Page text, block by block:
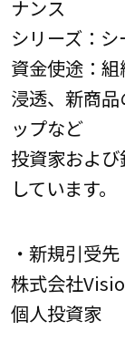
ナンス
シリーズ：シ
資金使途：
浸透、新商
ップなど
投資家およ
しています。
・新規引受先
株式会社
個人投資家